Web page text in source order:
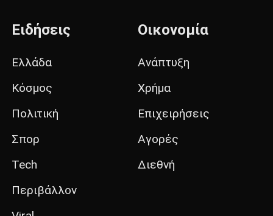
Ειδήσεις
Ελλάδα
Κόσμος
Πολιτική
Σπορ
Tech
Περιβάλλον
Οικονομία
Ανάπτυξη
Χρήμα
Επιχειρήσεις
Αγορές
Διεθνή